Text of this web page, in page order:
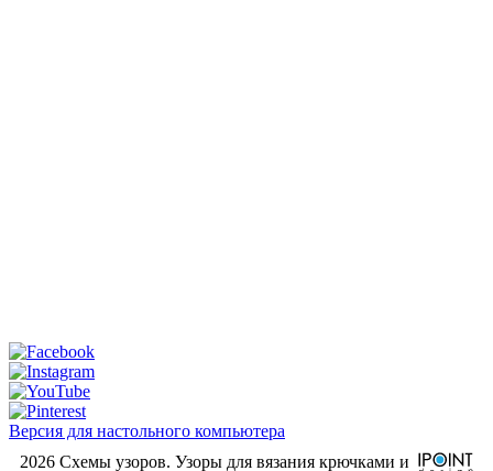
Версия для настольного компьютера
2026 Схемы узоров. Узоры для вязания крючками и